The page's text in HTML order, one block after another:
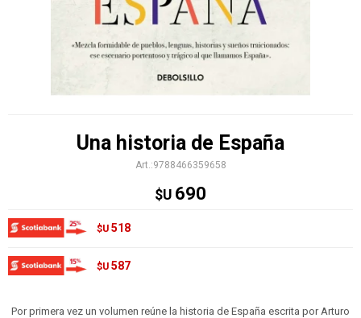
Una historia de España
9788466359658
$U 690
$U 518
$U 587
Por primera vez un volumen reúne la historia de España escrita por Arturo